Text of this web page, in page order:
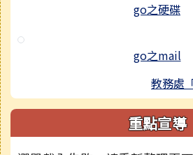
go之硬碟
go之mail
教務處
重點宣導